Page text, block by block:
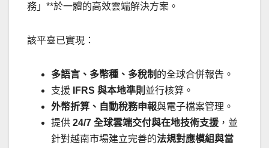
務」**於一體的高效雲端解決方案。
該平臺已實現：
多語言、多幣種、多稅制 的全球合併報告。
支援
IFRS 與本地準則 並行核算。
外幣折算、自動稅務申報與電子檔案管理。
提供 24/7 全球雲端交付與在地技術支援 ，並
針對越南市場建立完善的法規對應模組與當